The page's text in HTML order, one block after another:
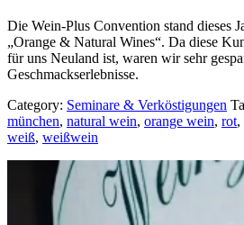
Die Wein-Plus Convention stand dieses
„Orange & Natural Wines“. Da diese
für uns Neuland ist, waren wir sehr
Geschmackserlebnisse.
Category: Seminare & Verköstigungen
münchen, natural wein, orange wein, rot,
weiß, weißwein